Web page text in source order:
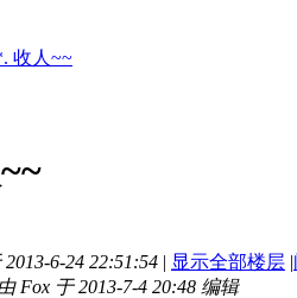
收人~~
6-24 22:51:54 | 显示全部楼层 |
Fox 于 2013-7-4 20:48 编辑